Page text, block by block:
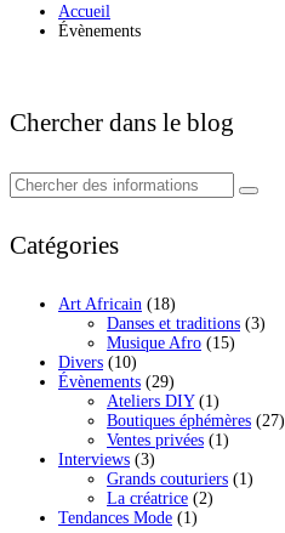
Accueil
Évènements
Chercher dans le blog
Catégories
Art Africain (18)
Danses et traditions (3)
Musique Afro (15)
Divers (10)
Évènements (29)
Ateliers DIY (1)
Boutiques éphémères (27)
Ventes privées (1)
Interviews (3)
Grands couturiers (1)
La créatrice (2)
Tendances Mode (1)